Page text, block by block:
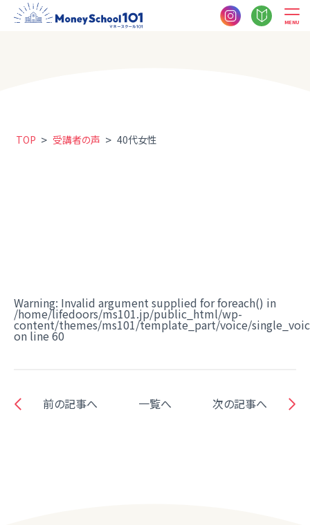
MENU
TOP > 受講者の声 > 40代女性
Warning: Invalid argument supplied for foreach() in
/home/lifedoors/ms101.jp/public_html/wp-
content/themes/ms101/template_part/voice/
on line 60
前の記事へ 一覧へ 次の記事へ